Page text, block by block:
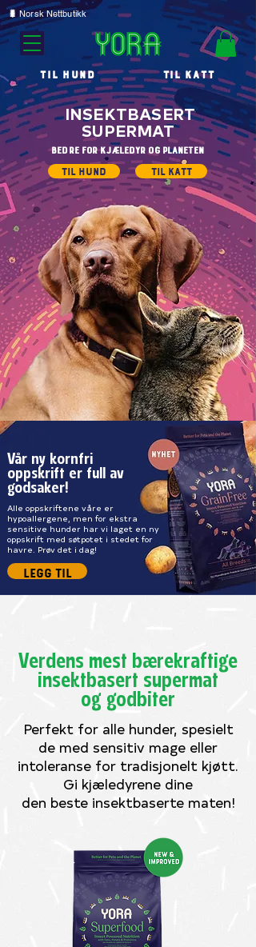
🐛Norsk Nettbutikk
TIL HUND TIL KATT
INSEKTBASERT
SUPERMAT
Bedre for kjæledyr og planeten
Til Hund Til Katt
Vår ny kornfri
oppskrift er full av
godsaker!
Alle oppskriftene våre er
hypoallergene, men for ekstra
sensitive hunder har vi laget en ny
oppskrift med søtpotet i stedet for
havre. Prøv det i dag!
legg til
Verdens mest bærekraftige
insektbasert supermat
og godbiter
Perfekt for alle hunder, spesielt
de med sensitiv mage eller
intoleranse for tradisjonelt kjøtt.
Gi kjæledyrene dine
den beste insektbaserte maten!